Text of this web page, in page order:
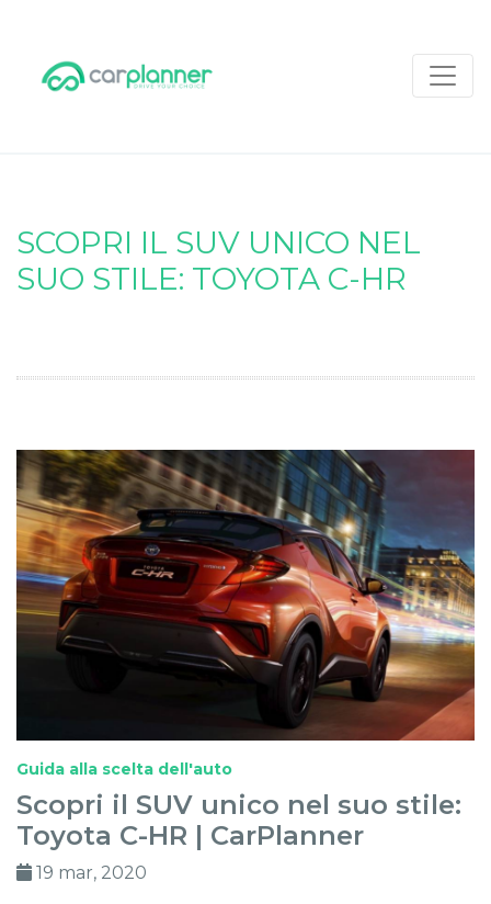
SCOPRI IL SUV UNICO NEL
SUO STILE: TOYOTA C-HR
Guida alla scelta dell'auto
Scopri il SUV unico nel suo stile:
Toyota C-HR | CarPlanner
19 mar, 2020